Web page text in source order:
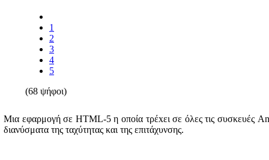
1
2
3
4
5
(68 ψήφοι)
Μια εφαρμογή σε HTML-5 η οποία τρέxει σε όλες τις συσκευές
διανύσματα της ταχύτητας και της επιτάχυνσης.